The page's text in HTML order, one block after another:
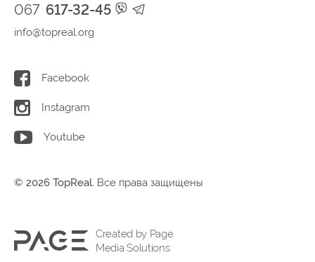
067 617-32-45
info@topreal.org
Facebook
Instagram
Youtube
© 2026 TopReal. Все права защищены
Created by Page
Media Solutions